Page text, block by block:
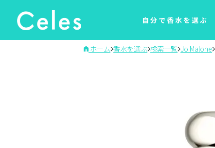
自分で香水を選ぶ
ホーム 香水を選ぶ 検索一覧 Jo Malone